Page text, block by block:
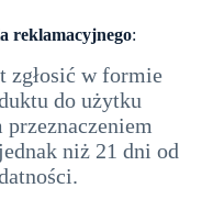
reklamacyjnego:
zgłosić w formie
do użytku
niż 21 dni od